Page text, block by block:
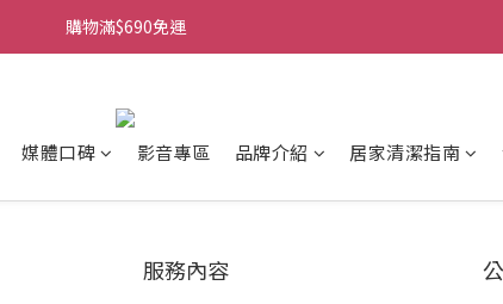
購物滿$690免運
購物滿$690免運
購物滿$690免運
媒體口碑 影音專區 品牌介紹 居家清潔指南
服務內容